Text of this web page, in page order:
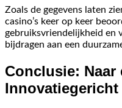
Zoals de gegevens laten
casino’s keer op keer
gebruiksvriendelijkheid en
bijdragen aan een
Conclusie: Naar